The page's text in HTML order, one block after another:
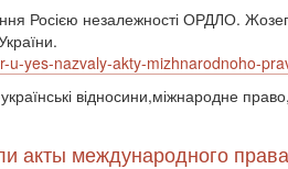
Росією незалежності ОРДЛО.
u-yes-nazvaly-akty-mizhnarodnoho-
відносини,міжнародне
акты международного